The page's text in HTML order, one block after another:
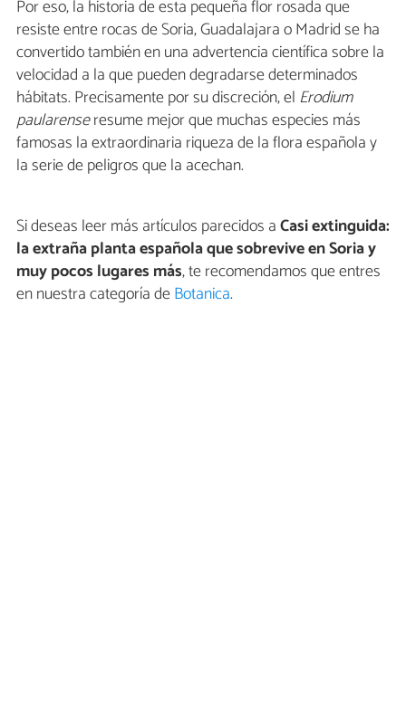
Por eso, la historia de esta pequeña flor rosada que
resiste entre rocas de Soria, Guadalajara o Madrid se ha
convertido también en una advertencia científica sobre la
velocidad a la que pueden degradarse determinados
hábitats. Precisamente por su discreción, el Erodium
paularenseresume mejor que muchas especies más
famosas la extraordinaria riqueza de la flora española y
la serie de peligros que la acechan.
Si deseas leer más artículos parecidos aCasi extinguida:
la extraña planta española que sobrevive en Soria y
muy pocos lugares más, te recomendamos que entres
en nuestra categoría deBotanica.